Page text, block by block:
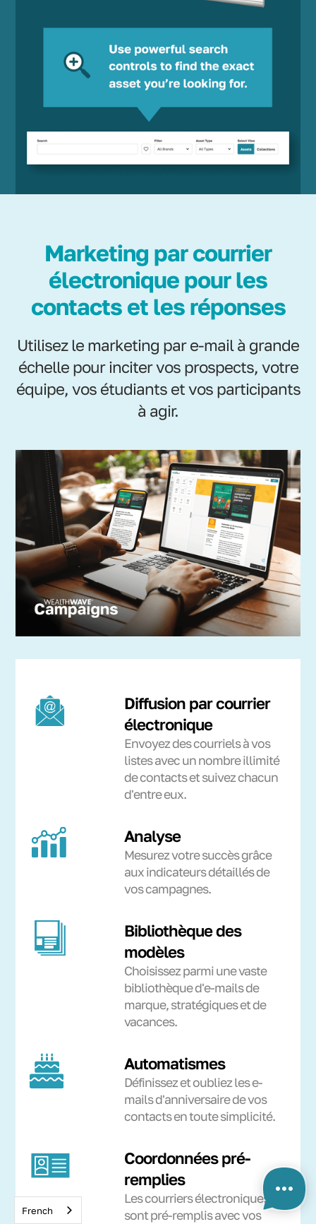
Marketing par courrier
électronique pour les
contacts et les réponses
Utilisez le marketing par e-mail à grande
échelle pour inciter vos prospects, votre
équipe, vos étudiants et vos participants
à agir.
Diffusion par courrier
électronique
Envoyez des courriels à vos
listes avec un nombre illimité
de contacts et suivez chacun
d'entre eux.
Analyse
Mesurez votre succès grâce
aux indicateurs détaillés de
vos campagnes.
Bibliothèque des
modèles
Choisissez parmi une vaste
bibliothèque d'e-mails de
marque, stratégiques et de
vacances.
Automatismes
Définissez et oubliez les e-
mails d'anniversaire de vos
contacts en toute simplicité.
Coordonnées pré-
remplies
Les courriers électroniques
sont pré-remplis avec vos
French